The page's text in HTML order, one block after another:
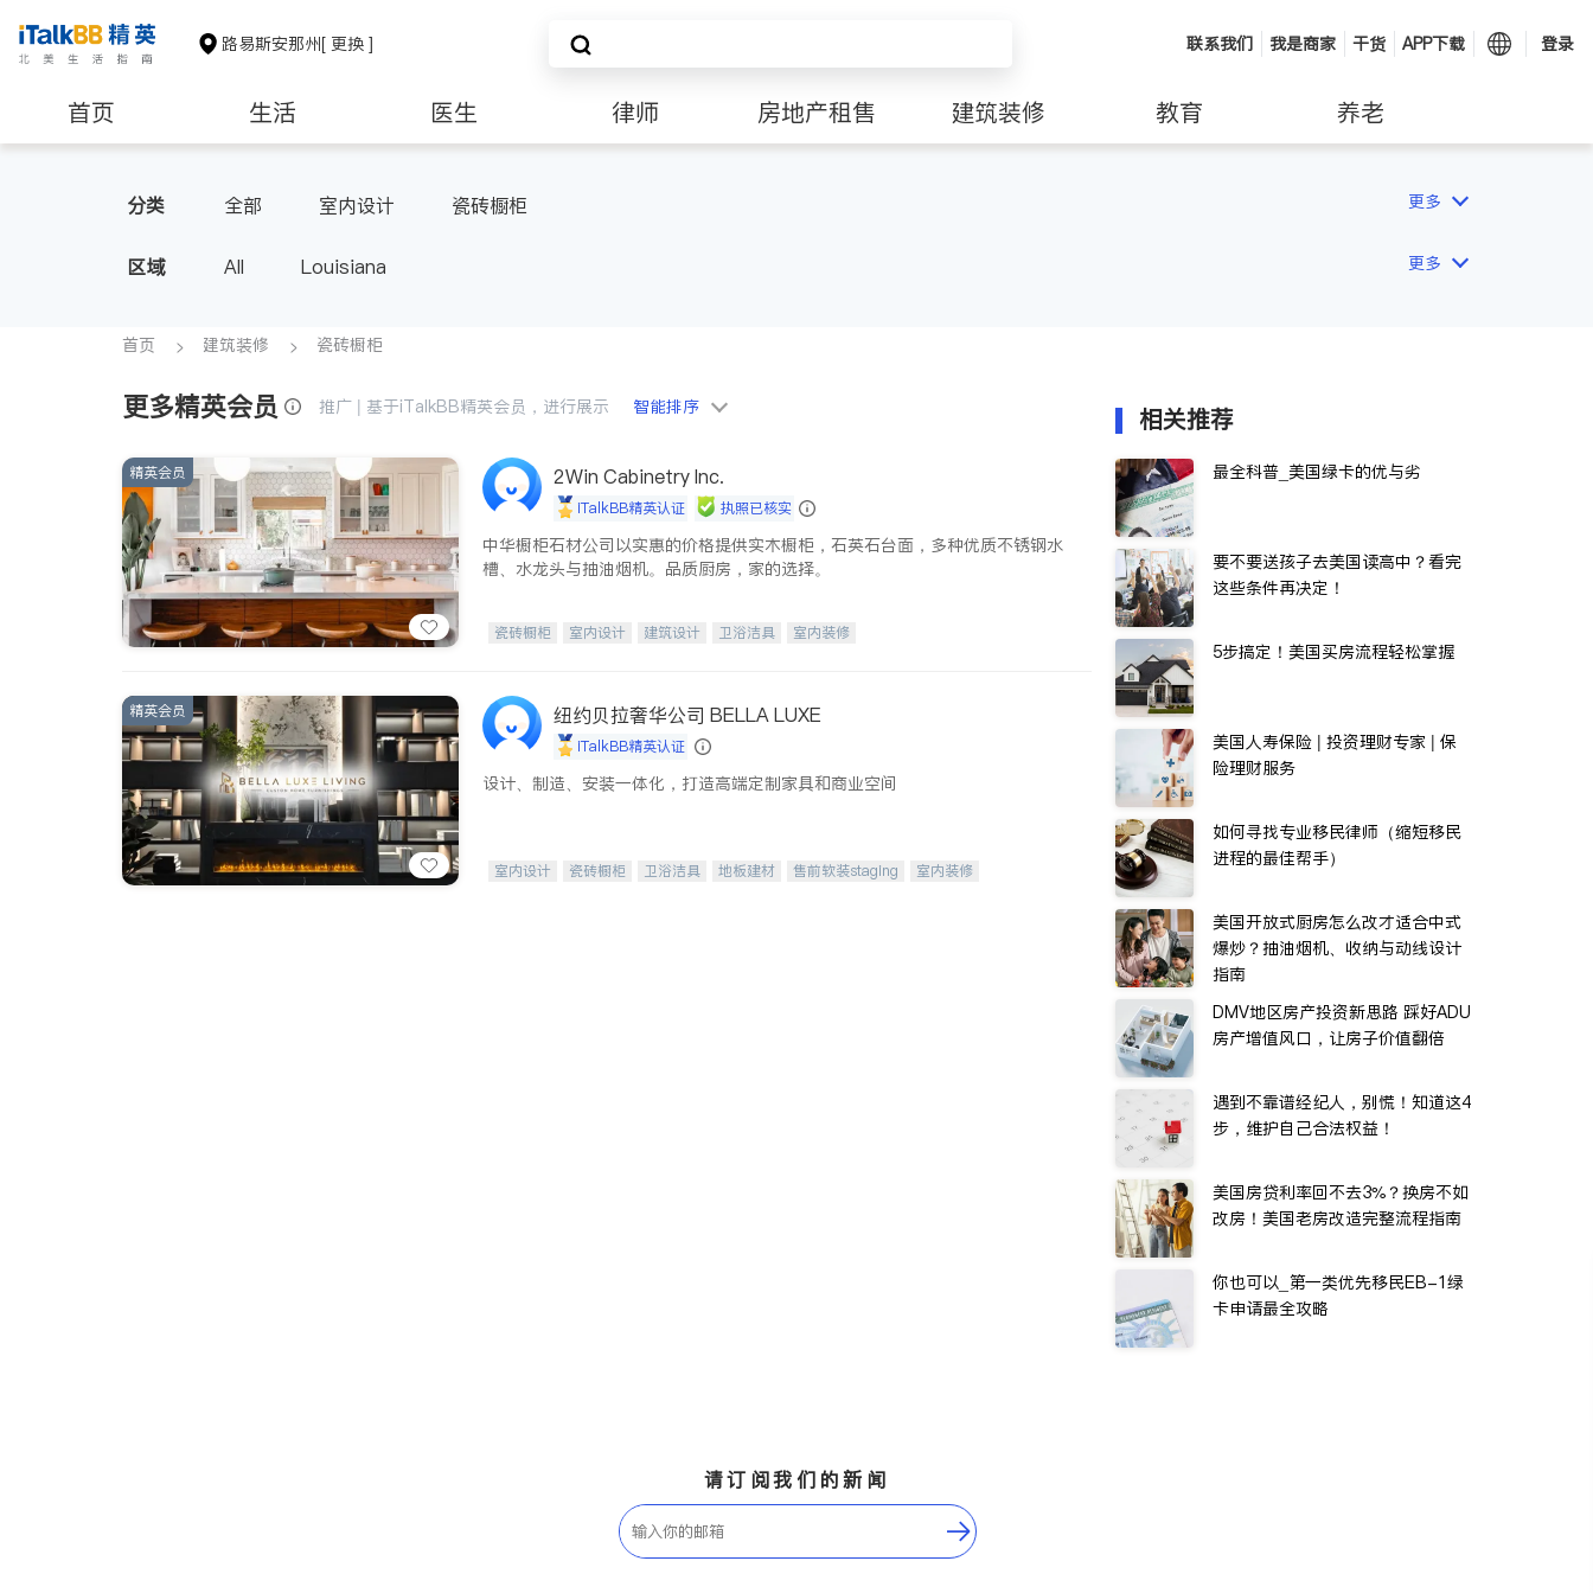
路易斯安那州[ 更换 ] 联系我们 我是商家 干货 APP下载 登录
首页 生活 医生 律师 房地产租售 建筑装修 教育 养老
分类 全部 室内设计 瓷砖橱柜 更多
区域 All Louisiana 更多
首页 建筑装修 瓷砖橱柜
更多精英会员 推广 | 基于iTalkBB精英会员，进行展示 智能排序
精英会员 2Win Cabinetry Inc.
iTalkBB精英认证 执照已核实
中华橱柜石材公司以实惠的价格提供实木橱柜，石英石台面，多种优质不锈钢水
槽、水龙头与抽油烟机。品质厨房，家的选择。
瓷砖橱柜 室内设计 建筑设计 卫浴洁具 室内装修
精英会员 纽约贝拉奢华公司 BELLA LUXE
iTalkBB精英认证
设计、制造、安装一体化，打造高端定制家具和商业空间
室内设计 瓷砖橱柜 卫浴洁具 地板建材 售前软装staging 室内装修
相关推荐
最全科普_美国绿卡的优与劣
要不要送孩子去美国读高中？看完
这些条件再决定！
5步搞定！美国买房流程轻松掌握
美国人寿保险 | 投资理财专家 | 保
险理财服务
如何寻找专业移民律师（缩短移民
进程的最佳帮手）
美国开放式厨房怎么改才适合中式
爆炒？抽油烟机、收纳与动线设计
指南
DMV地区房产投资新思路 踩好ADU
房产增值风口，让房子价值翻倍
遇到不靠谱经纪人，别慌！知道这4
步，维护自己合法权益！
美国房贷利率回不去3%？换房不如
改房！美国老房改造完整流程指南
你也可以_第一类优先移民EB-1绿
卡申请最全攻略
请订阅我们的新闻